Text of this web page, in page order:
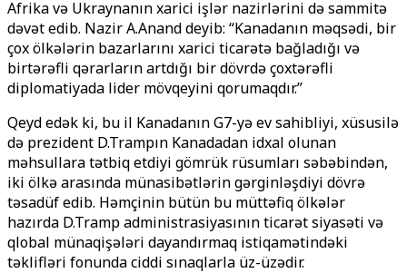
Afrika və Ukraynanın xarici işlər nazirlərini də sammitə
dəvət edib. Nazir A.Anand deyib: “Kanadanın məqsədi, bir
çox ölkələrin bazarlarını xarici ticarətə bağladığı və
birtərəfli qərarların artdığı bir dövrdə çoxtərəfli
diplomatiyada lider mövqeyini qorumaqdır.”
Qeyd edək ki, bu il Kanadanın G7-yə ev sahibliyi, xüsusilə
də prezident D.Trampın Kanadadan idxal olunan
məhsullara tətbiq etdiyi gömrük rüsumları səbəbindən,
iki ölkə arasında münasibətlərin gərginləşdiyi dövrə
təsadüf edib. Həmçinin bütün bu müttəfiq ölkələr
hazırda D.Tramp administrasiyasının ticarət siyasəti və
qlobal münaqişələri dayandırmaq istiqamətindəki
təklifləri fonunda ciddi sınaqlarla üz-üzədir.